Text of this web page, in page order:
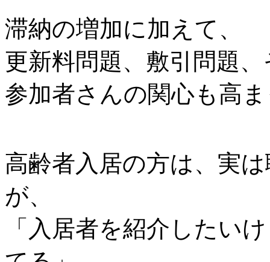
滞納の増加に加えて、
更新料問題、敷引問題
参加者さんの関心も高
高齢者入居の方は、実
が、
「入居者を紹介したい